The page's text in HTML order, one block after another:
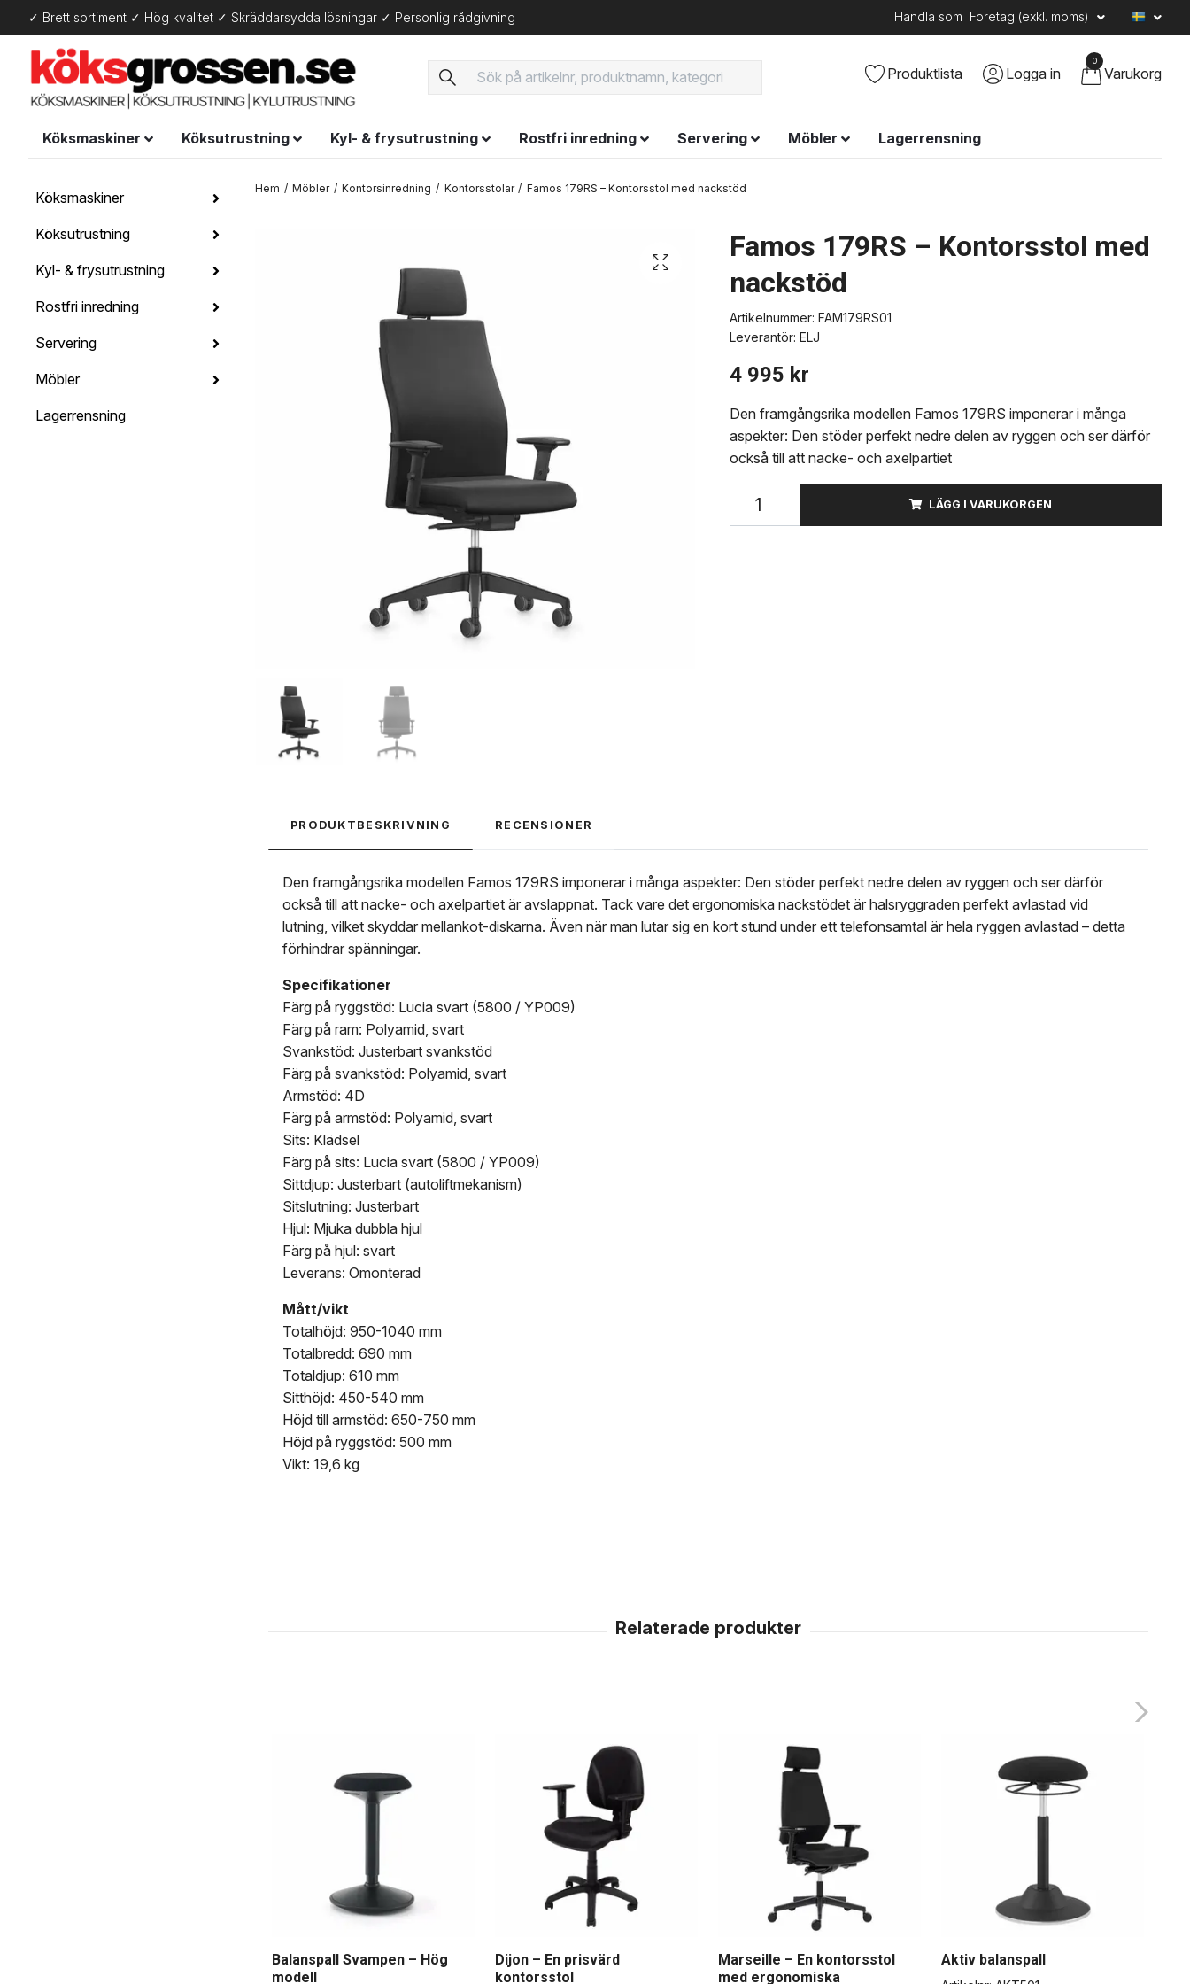
✓ Brett sortiment ✓ Hög kvalitet ✓ Skräddarsydda lösningar ✓ Personlig rådgivning Handla som Företag (exkl. moms)
Produktlista Logga in
0
Varukorg
Köksmaskiner Köksutrustning Kyl- & frysutrustning Rostfri inredning Servering Möbler Lagerrensning
Köksmaskiner
Köksutrustning
Kyl- & frysutrustning
Rostfri inredning
Servering
Möbler
Lagerrensning
Hem Möbler Kontorsinredning Kontorsstolar Famos 179RS – Kontorsstol med nackstöd
Famos 179RS – Kontorsstol med
nackstöd
Artikelnummer: FAM179RS01
Leverantör: ELJ
4 995 kr
Den framgångsrika modellen Famos 179RS imponerar i många
aspekter: Den stöder perfekt nedre delen av ryggen och ser därför
också till att nacke- och axelpartiet
LÄGG I VARUKORGEN
PRODUKTBESKRIVNING RECENSIONER
Den framgångsrika modellen Famos 179RS imponerar i många aspekter: Den stöder perfekt nedre delen av ryggen och ser därför
också till att nacke- och axelpartiet är avslappnat. Tack vare det ergonomiska nackstödet är halsryggraden perfekt avlastad vid
lutning, vilket skyddar mellankot-diskarna. Även när man lutar sig en kort stund under ett telefonsamtal är hela ryggen avlastad – detta
förhindrar spänningar.
Specifikationer
Färg på ryggstöd: Lucia svart (5800 / YP009)
Färg på ram: Polyamid, svart
Svankstöd: Justerbart svankstöd
Färg på svankstöd: Polyamid, svart
Armstöd: 4D
Färg på armstöd: Polyamid, svart
Sits: Klädsel
Färg på sits: Lucia svart (5800 / YP009)
Sittdjup: Justerbart (autoliftmekanism)
Sitslutning: Justerbart
Hjul: Mjuka dubbla hjul
Färg på hjul: svart
Leverans: Omonterad
Mått/vikt
Totalhöjd: 950-1040 mm
Totalbredd: 690 mm
Totaldjup: 610 mm
Sitthöjd: 450-540 mm
Höjd till armstöd: 650-750 mm
Höjd på ryggstöd: 500 mm
Vikt: 19,6 kg
Balanspall Svampen – Hög
modell
Dijon – En prisvärd
kontorsstol
Marseille – En kontorsstol
med ergonomiska
Aktiv balanspall